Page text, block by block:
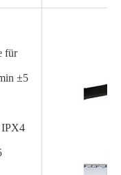
für
±5
IPX4